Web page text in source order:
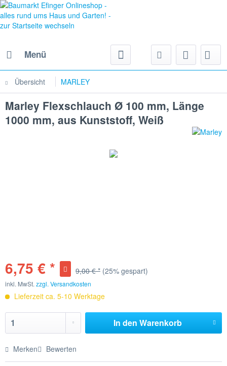
Menü
Übersicht MARLEY
Marley Flexschlauch Ø 100 mm, Länge
1000 mm, aus Kunststoff, Weiß
6,75 € * 9,00 € * (25% gespart)
inkl. MwSt. zzgl. Versandkosten
Lieferzeit ca. 5-10 Werktage
In den Warenkorb
Merken Bewerten